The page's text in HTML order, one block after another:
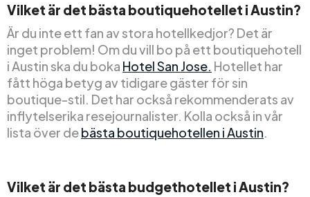
Vilket är det bästa boutiquehotellet i Austin?
Är du inte ett fan av stora hotellkedjor? Det är
inget problem! Om du vill bo på ett boutiquehotell
i Austin ska du boka Hotel San Jose. Hotellet har
fått höga betyg av tidigare gäster för sin
boutique-stil. Det har också rekommenderats av
inflytelserika resejournalister. Kolla också in vår
lista över debästa boutiquehotellen i Austin.
Vilket är det bästa budgethotellet i Austin?